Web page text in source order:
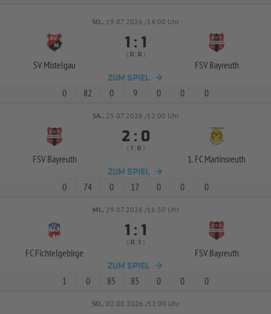
SO.. 19.07.2026 /14:00 Uhr
SV Mistelgau
 : 
( :  )
FSV Bayreuth
ZUM SPIEL
0 82 0 9 0 0 0
SA.. 25.07.2026 /12:00 Uhr
FSV Bayreuth
 : 
(  :  )
1. FC Martinsreuth
ZUM SPIEL
0 74 0 17 0 0 0
MI.. 29.07.2026 /16:30 Uhr
FC Fichtelgebirge
 : 
( :  )
FSV Bayreuth
ZUM SPIEL
1 0 85 85 0 0 0
SO.. 02.08.2026 /12:00 Uhr